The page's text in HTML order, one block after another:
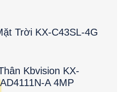
Trời KX-C43SL-4G
Kbvision KX-
AD4111N-A 4MP